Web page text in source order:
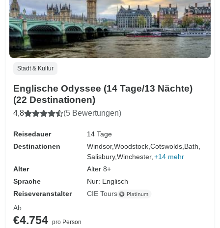
Stadt & Kultur
Englische Odyssee (14 Tage/13 Nächte)
(22 Destinationen)
4,8 (5 Bewertungen)
Reisedauer
14 Tage
Destinationen
Windsor,Woodstock,Cotswolds, Bath,
Salisbury,Winchester, +14 mehr
Alter
Alter 8+
Sprache
Nur: Englisch
Reiseveranstalter
CIE Tours
Ab
€4.754 pro Person